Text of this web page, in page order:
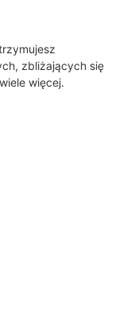
zbliżających się
więcej.